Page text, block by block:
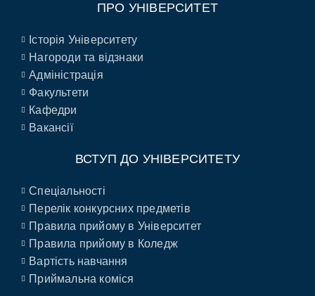
ПРО УНІВЕРСИТЕТ
Історія Університету
Нагороди та відзнаки
Адміністрація
Факультети
Кафедри
Вакансії
ВСТУП ДО УНІВЕРСИТЕТУ
Спеціальності
Перелік конкурсних предметів
Правила прийому в Університет
Правила прийому в Коледж
Вартість навчання
Приймальна коміся